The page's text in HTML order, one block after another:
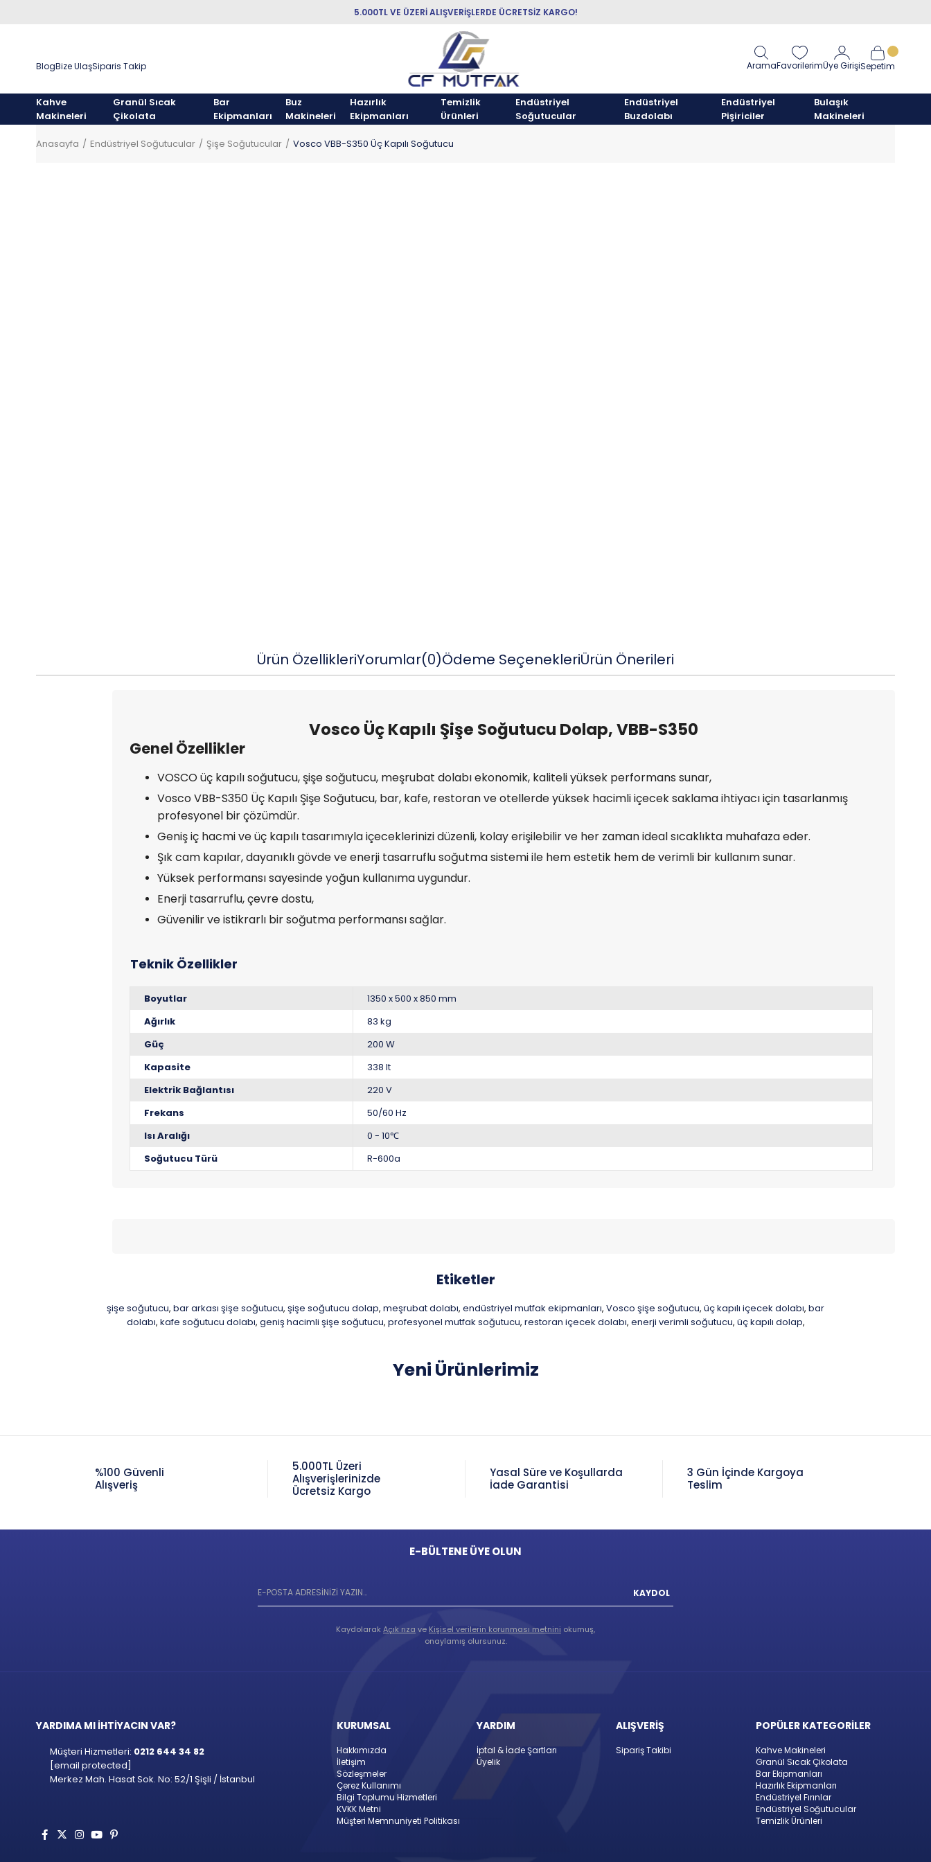
5.000TL VE ÜZERİ ALIŞVERİŞLERDE ÜCRETSİZ KARGO!
BlogBize UlaşSiparis Takip AramaFavorilerimÜye GirişiSepetim
Kahve
Makineleri
Granül Sıcak
Çikolata
Bar
Ekipmanları
Buz
Makineleri
Hazırlık
Ekipmanları
Temizlik
Ürünleri
Endüstriyel
Soğutucular
Endüstriyel
Buzdolabı
Endüstriyel
Pişiriciler
Bulaşık
Makineleri
Anasayfa Endüstriyel Soğutucular Şişe Soğutucular Vosco VBB-S350 Üç Kapılı Soğutucu
Ürün ÖzellikleriYorumlar(0)Ödeme SeçenekleriÜrün Önerileri
Vosco Üç Kapılı Şişe Soğutucu Dolap, VBB-S350
Genel Özellikler
VOSCO üç kapılı soğutucu, şişe soğutucu, meşrubat dolabı ekonomik, kaliteli yüksek performans sunar,
Vosco VBB-S350 Üç Kapılı Şişe Soğutucu, bar, kafe, restoran ve otellerde yüksek hacimli içecek saklama ihtiyacı için tasarlanmış
profesyonel bir çözümdür.
Geniş iç hacmi ve üç kapılı tasarımıyla içeceklerinizi düzenli, kolay erişilebilir ve her zaman ideal sıcaklıkta muhafaza eder.
Şık cam kapılar, dayanıklı gövde ve enerji tasarruflu soğutma sistemi ile hem estetik hem de verimli bir kullanım sunar.
Yüksek performansı sayesinde yoğun kullanıma uygundur.
Enerji tasarruflu, çevre dostu,
Güvenilir ve istikrarlı bir soğutma performansı sağlar.
Boyutlar
1350 x 500 x 850 mm
Ağırlık
83 kg
Güç
200 W
Kapasite
338 lt
Elektrik Bağlantısı
220 V
Frekans
50/60 Hz
Isı Aralığı
0 - 10℃
Soğutucu Türü
R-600a
Etiketler
şişe soğutucu, bar arkası şişe soğutucu, şişe soğutucu dolap, meşrubat dolabı, endüstriyel mutfak ekipmanları, Vosco şişe soğutucu, üç kapılı içecek dolabı, bar
dolabı, kafe soğutucu dolabı, geniş hacimli şişe soğutucu, profesyonel mutfak soğutucu, restoran içecek dolabı, enerji verimli soğutucu, üç kapılı dolap,
Yeni Ürünlerimiz
%100 Güvenli
Alışveriş
5.000TL Üzeri
Alışverişlerinizde
Ücretsiz Kargo
Yasal Süre ve Koşullarda
İade Garantisi
3 Gün İçinde Kargoya
Teslim
E-BÜLTENE ÜYE OLUN
KAYDOL
KaydolarakAçık rıza ve Kişisel verilerin korunması metnini okumuş,
onaylamış olursunuz.
YARDIMA MI İHTİYACIN VAR?
Müşteri Hizmetleri: 0212 644 34 82
[email protected]
Merkez Mah. Hasat Sok. No: 52/1 Şişli / İstanbul
KURUMSAL
Hakkımızda
İletişim
Sözleşmeler
Çerez Kullanımı
Bilgi Toplumu Hizmetleri
KVKK Metni
Müşteri Memnuniyeti Politikası
YARDIM
İptal & İade Şartları
Üyelik
ALIŞVERİŞ
Sipariş Takibi
POPÜLER KATEGORİLER
Kahve Makineleri
Granül Sıcak Çikolata
Bar Ekipmanları
Hazırlık Ekipmanları
Endüstriyel Fırınlar
Endüstriyel Soğutucular
Temizlik Ürünleri